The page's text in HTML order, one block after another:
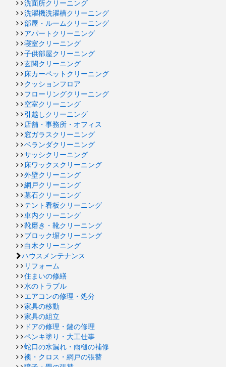
洗面所クリーニング
洗濯機洗濯槽クリーニング
部屋・ルームクリーニング
アパートクリーニング
寝室クリーニング
子供部屋クリーニング
玄関クリーニング
床カーペットクリーニング
クッションフロア
フローリングクリーニング
空室クリーニング
引越しクリーニング
店舗・事務所・オフィス
窓ガラスクリーニング
ベランダクリーニング
サッシクリーニング
床ワックスクリーニング
外壁クリーニング
網戸クリーニング
墓石クリーニング
テント看板クリーニング
車内クリーニング
靴磨き・靴クリーニング
ブロック塀クリーニング
白木クリーニング
ハウスメンテナンス
リフォーム
住まいの修繕
水のトラブル
エアコンの修理・処分
家具の移動
家具の組立
ドアの修理・鍵の修理
ペンキ塗り・大工仕事
蛇口の水漏れ・雨樋の補修
襖・クロス・網戸の張替